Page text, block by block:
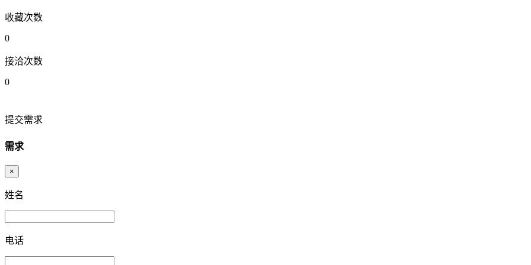
收藏次数
0
接洽次数
0
提交需求
需求
×
姓名
电话